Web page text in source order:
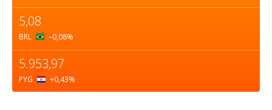
5,08
BRL –0,08%
5.953,97
PYG +0,43%